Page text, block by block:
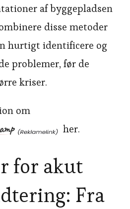
af byggepladsen
disse metoder
hurtigt identificere og
problemer, før de
kriser.
om
her.
for akut
Fra